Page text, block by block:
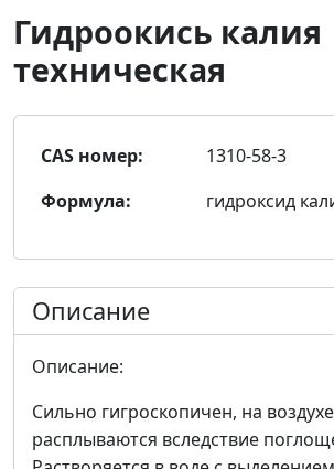
Гидроокись калия
техническая
CAS номер:
1310-58-3
Формула:
гидроксид
Описание
Описание:
Сильно гигроскопичен, на
расплываются вследствие